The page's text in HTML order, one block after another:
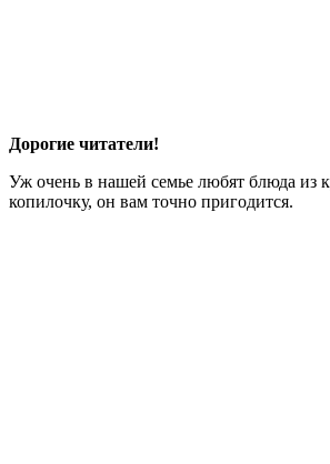
Дорогие читатели!
Уж очень в нашей семье любят блюда из
копилочку, он вам точно пригодится.